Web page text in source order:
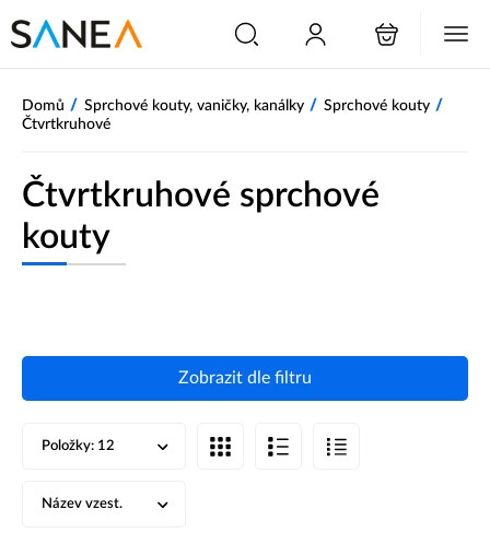
Domů / Sprchové kouty, vaničky, kanálky / Sprchové kouty /
Čtvrtkruhové
Čtvrtkruhové sprchové
kouty
Zobrazit dle filtru
Položky: 12
Název vzest.